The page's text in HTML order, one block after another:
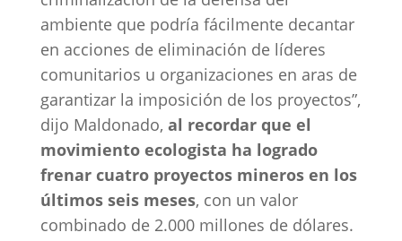
ambiente que podría fácilmente decantar
en acciones de eliminación de líderes
comunitarios u organizaciones en aras de
garantizar la imposición de los proyectos”,
dijo Maldonado, al recordar que el
movimiento ecologista ha logrado
frenar cuatro proyectos mineros en los
últimos seis meses, con un valor
combinado de 2.000 millones de dólares.